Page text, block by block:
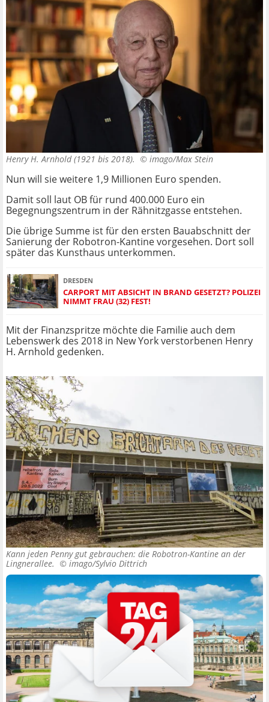
Henry H. Arnhold (1921 bis 2018). © imago/Max Stein
Nun will sie weitere 1,9 Millionen Euro spenden.
Damit soll laut OB für rund 400.000 Euro ein
Begegnungszentrum in der Rähnitzgasse entstehen.
Die übrige Summe ist für den ersten Bauabschnitt der
Sanierung der Robotron-Kantine vorgesehen. Dort soll
später das Kunsthaus unterkommen.
DRESDEN
CARPORT MIT ABSICHT IN BRAND GESETZT? POLIZEI
NIMMT FRAU (32) FEST!
Mit der Finanzspritze möchte die Familie auch dem
Lebenswerk des 2018 in New York verstorbenen Henry
H. Arnhold gedenken.
Kann jeden Penny gut gebrauchen: die Robotron-Kantine an der
Lingnerallee. © imago/Sylvio Dittrich